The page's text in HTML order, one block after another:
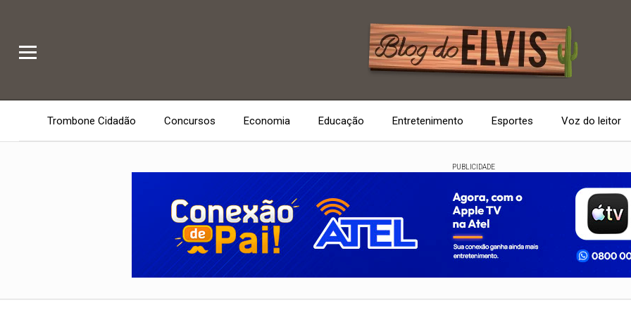
Trombone Cidadão Concursos Economia Educação Entretenimento Esportes Voz do leitor
PUBLICIDADE